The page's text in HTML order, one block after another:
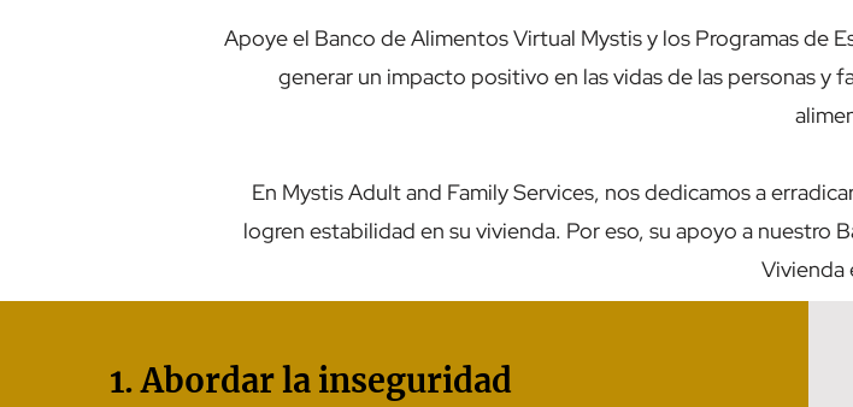
Apoye el Banco de Alimentos Virtual Mystis y los Programas de
generar un impacto positivo en las vidas de las personas y
En Mystis Adult and Family Services, nos dedicamos a
logren estabilidad en su vivienda. Por eso, su apoyo a nuestro
Vivienda
1. Abordar la inseguridad